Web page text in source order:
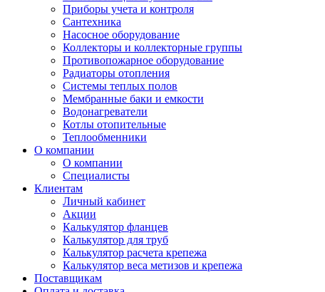
Приборы учета и контроля
Сантехника
Насосное оборудование
Коллекторы и коллекторные группы
Противопожарное оборудование
Радиаторы отопления
Системы теплых полов
Мембранные баки и емкости
Водонагреватели
Котлы отопительные
Теплообменники
О компании
О компании
Специалисты
Клиентам
Личный кабинет
Акции
Калькулятор фланцев
Калькулятор для труб
Калькулятор расчета крепежа
Калькулятор веса метизов и крепежа
Поставщикам